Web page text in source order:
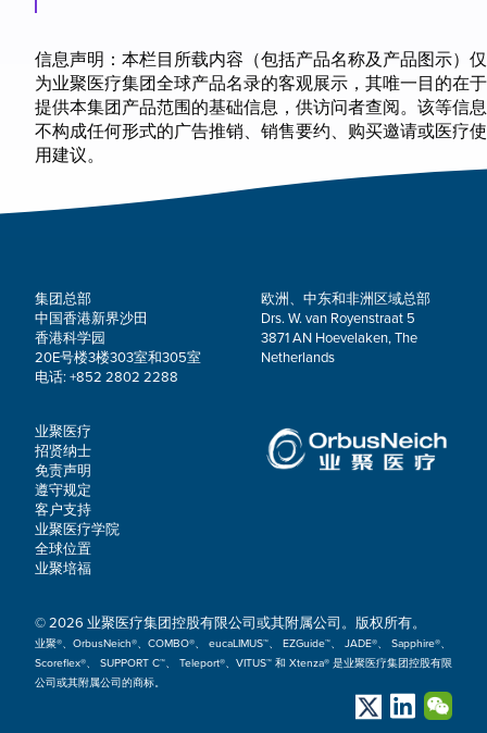
信息声明：本栏目所载内容（包括产品名称及产品图示）仅
为业聚医疗集团全球产品名录的客观展示，其唯一目的在于
提供本集团产品范围的基础信息，供访问者查阅。该等信息
不构成任何形式的广告推销、销售要约、购买邀请或医疗使
用建议。
集团总部
中国香港新界沙田
香港科学园
20E号楼3楼303室和305室
电话: +852 2802 2288
欧洲、中东和非洲区域总部
Drs. W. van Royenstraat 5
3871 AN Hoevelaken, The
Netherlands
业聚医疗
招贤纳士
免责声明
遵守规定
客户支持
业聚医疗学院
全球位置
业聚培福
© 2026 业聚医疗集团控股有限公司或其附属公司。版权所有。
业聚®、OrbusNeich®、COMBO®、 eucaLIMUS™、 EZGuide™、 JADE®、 Sapphire®、
Scoreflex®、 SUPPORT C™、 Teleport®、VITUS™ 和 Xtenza® 是业聚医疗集团控股有限
公司或其附属公司的商标。